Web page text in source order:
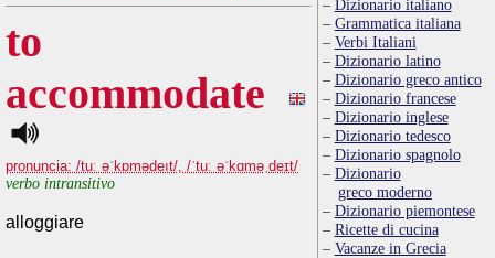
to
accommodate
pronuncia: /tuː əˈkɒmədeıt/, /ˈtuː əˈkɑməˌdeɪt/
verbo intransitivo
alloggiare
Dizionario italiano
Grammatica italiana
Verbi Italiani
Dizionario latino
Dizionario greco antico
Dizionario francese
Dizionario inglese
Dizionario tedesco
Dizionario spagnolo
Dizionario
greco moderno
Dizionario piemontese
Ricette di cucina
Vacanze in Grecia